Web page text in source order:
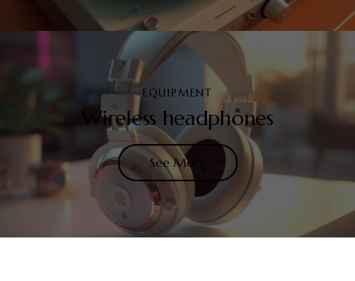
EQUIPMENT
Wireless headphones
See More